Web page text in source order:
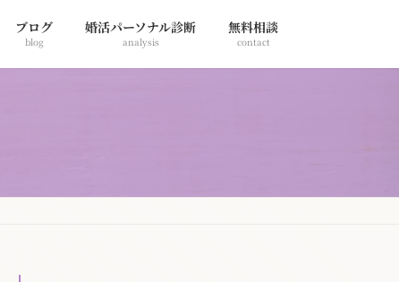
ブログ
blog
婚活パーソナル診断
analysis
無料相談
contact